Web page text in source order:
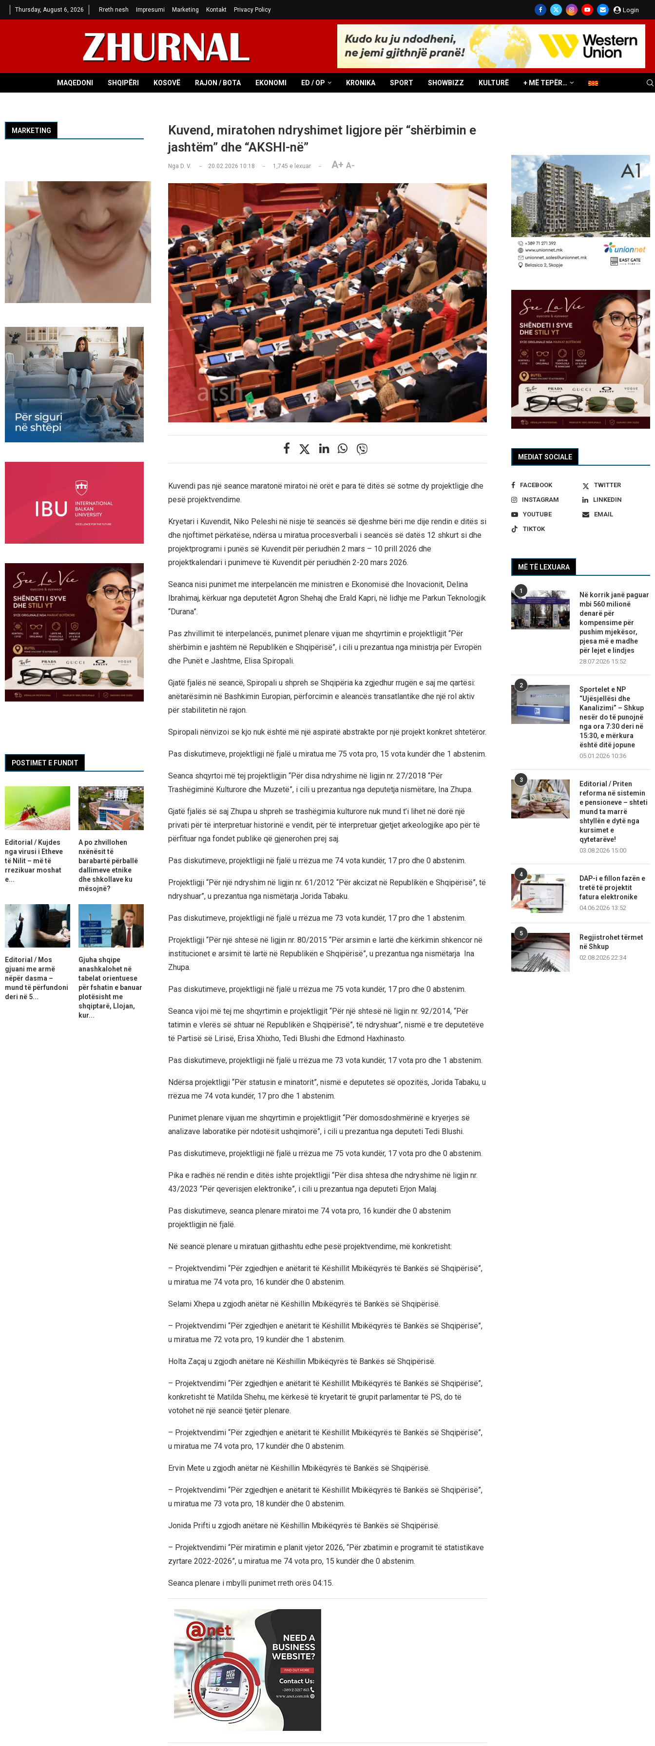
Thursday, August 6, 2026 Rreth nesh Impresumi Marketing Kontakt Privacy Policy Login
MAQEDONI SHQIPËRI KOSOVË RAJON / BOTA EKONOMI ED / OP KRONIKA SPORT SHOWBIZZ KULTURË + MË TEPËR…
Kuvend, miratohen ndryshimet ligjore për “shërbimin e
jashtëm” dhe “AKSHI-në”
Nga D. V. 20.02.2026 10:18 1,745 e lexuar A+ A-
Kuvendi pas një seance maratonë miratoi në orët e para të ditës së sotme dy projektligje dhe
pesë projektvendime.
Kryetari i Kuvendit, Niko Peleshi në nisje të seancës së djeshme bëri me dije rendin e ditës si
dhe njoftimet përkatëse, ndërsa u miratua procesverbali i seancës së datës 12 shkurt si dhe
projektprogrami i punës së Kuvendit për periudhën 2 mars – 10 prill 2026 dhe
projektkalendari i punimeve të Kuvendit për periudhën 2-20 mars 2026.
Seanca nisi punimet me interpelancën me ministren e Ekonomisë dhe Inovacionit, Delina
Ibrahimaj, kërkuar nga deputetët Agron Shehaj dhe Erald Kapri, në lidhje me Parkun Teknologjik
“Durana”.
Pas zhvillimit të interpelancës, punimet plenare vijuan me shqyrtimin e projektligjit “Për
shërbimin e jashtëm në Republikën e Shqipërisë”, i cili u prezantua nga ministrja për Evropën
dhe Punët e Jashtme, Elisa Spiropali.
Gjatë fjalës në seancë, Spiropali u shpreh se Shqipëria ka zgjedhur rrugën e saj me qartësi:
anëtarësimin në Bashkimin Europian, përforcimin e aleancës transatlantike dhe një rol aktiv
për stabilitetin në rajon.
Spiropali nënvizoi se kjo nuk është më një aspiratë abstrakte por një projekt konkret shtetëror.
Pas diskutimeve, projektligji në fjalë u miratua me 75 vota pro, 15 vota kundër dhe 1 abstenim.
Seanca shqyrtoi më tej projektligjin “Për disa ndryshime në ligjin nr. 27/2018 “Për
Trashëgiminë Kulturore dhe Muzetë”, i cili u prezantua nga deputetja nismëtare, Ina Zhupa.
Gjatë fjalës së saj Zhupa u shpreh se trashëgimia kulturore nuk mund t’i lihet në dorë një
privati për të interpretuar historinë e vendit, për të interpretuar gjetjet arkeologjike apo për të
përfituar nga fondet publike që gjenerohen prej saj.
Pas diskutimeve, projektligji në fjalë u rrëzua me 74 vota kundër, 17 pro dhe 0 abstenim.
Projektligji “Për një ndryshim në ligjin nr. 61/2012 “Për akcizat në Republikën e Shqipërisë”, të
ndryshuar”, u prezantua nga nismëtarja Jorida Tabaku.
Pas diskutimeve, projektligji në fjalë u rrëzua me 73 vota kundër, 17 pro dhe 1 abstenim.
Projektligji “Për një shtesë në ligjin nr. 80/2015 “Për arsimin e lartë dhe kërkimin shkencor në
institucionet e arsimit të lartë në Republikën e Shqipërisë”, u prezantua nga nismëtarja Ina
Zhupa.
Pas diskutimeve, projektligji në fjalë u rrëzua me 75 vota kundër, 17 pro dhe 0 abstenim.
Seanca vijoi më tej me shqyrtimin e projektligjit “Për një shtesë në ligjin nr. 92/2014, “Për
tatimin e vlerës së shtuar në Republikën e Shqipërisë”, të ndryshuar”, nismë e tre deputetëve
të Partisë së Lirisë, Erisa Xhixho, Tedi Blushi dhe Edmond Haxhinasto.
Pas diskutimeve, projektligji në fjalë u rrëzua me 73 vota kundër, 17 vota pro dhe 1 abstenim.
Ndërsa projektligji “Për statusin e minatorit”, nismë e deputetes së opozitës, Jorida Tabaku, u
rrëzua me 74 vota kundër, 17 pro dhe 1 abstenim.
Punimet plenare vijuan me shqyrtimin e projektligjit “Për domosdoshmërinë e kryerjes së
analizave laboratike për ndotësit ushqimorë”, i cili u prezantua nga deputeti Tedi Blushi.
Pas diskutimeve, projektligji në fjalë u rrëzua me 75 vota kundër, 17 vota pro dhe 0 abstenim.
Pika e radhës në rendin e ditës ishte projektligji “Për disa shtesa dhe ndryshime në ligjin nr.
43/2023 “Për qeverisjen elektronike”, i cili u prezantua nga deputeti Erjon Malaj.
Pas diskutimeve, seanca plenare miratoi me 74 vota pro, 16 kundër dhe 0 abstenim
projektligjin në fjalë.
Në seancë plenare u miratuan gjithashtu edhe pesë projektvendime, më konkretisht:
– Projektvendimi “Për zgjedhjen e anëtarit të Këshillit Mbikëqyrës të Bankës së Shqipërisë”,
u miratua me 74 vota pro, 16 kundër dhe 0 abstenim.
Selami Xhepa u zgjodh anëtar në Këshillin Mbikëqyrës të Bankës së Shqipërisë.
– Projektvendimi “Për zgjedhjen e anëtarit të Këshillit Mbikëqyrës të Bankës së Shqipërisë”,
u miratua me 72 vota pro, 19 kundër dhe 1 abstenim.
Holta Zaçaj u zgjodh anëtare në Këshillin Mbikëqyrës të Bankës së Shqipërisë.
– Projektvendimi “Për zgjedhjen e anëtarit të Këshillit Mbikëqyrës të Bankës së Shqipërisë”,
konkretisht të Matilda Shehu, me kërkesë të kryetarit të grupit parlamentar të PS, do të
votohet në një seancë tjetër plenare.
– Projektvendimi “Për zgjedhjen e anëtarit të Këshillit Mbikëqyrës të Bankës së Shqipërisë”,
u miratua me 74 vota pro, 17 kundër dhe 0 abstenim.
Ervin Mete u zgjodh anëtar në Këshillin Mbikëqyrës të Bankës së Shqipërisë.
– Projektvendimi “Për zgjedhjen e anëtarit të Këshillit Mbikëqyrës të Bankës së Shqipërisë”,
u miratua me 73 vota pro, 18 kundër dhe 0 abstenim.
Jonida Prifti u zgjodh anëtare në Këshillin Mbikëqyrës të Bankës së Shqipërisë.
– Projektvendimi “Për miratimin e planit vjetor 2026, “Për zbatimin e programit të statistikave
zyrtare 2022-2026”, u miratua me 74 vota pro, 15 kundër dhe 0 abstenim.
Seanca plenare i mbylli punimet rreth orës 04:15.
MEDIAT SOCIALE
FACEBOOK
TWITTER
INSTAGRAM
LINKEDIN
YOUTUBE
EMAIL
TIKTOK
MË TË LEXUARA
1
Në korrik janë paguar
mbi 560 milionë
denarë për
kompensime për
pushim mjekësor,
pjesa më e madhe
për lejet e lindjes
28.07.2026 15:52
2
Sportelet e NP
“Ujësjellësi dhe
Kanalizimi” – Shkup
nesër do të punojnë
nga ora 7:30 deri në
15:30, e mërkura
është ditë jopune
05.01.2026 10:36
3
Editorial / Priten
reforma në sistemin
e pensioneve – shteti
mund ta marrë
shtyllën e dytë nga
kursimet e
qytetarëve!
03.08.2026 15:00
4
DAP-i e fillon fazën e
tretë të projektit
fatura elektronike
04.06.2026 13:52
5
Regjistrohet tërmet
në Shkup
02.08.2026 22:34
MARKETING
POSTIMET E FUNDIT
Editorial / Kujdes
nga virusi i Etheve
të Nilit – më të
rrezikuar moshat
e...
A po zhvillohen
nxënësit të
barabartë përballë
dallimeve etnike
dhe shkollave ku
mësojnë?
Editorial / Mos
gjuani me armë
nëpër dasma –
mund të përfundoni
deri në 5...
Gjuha shqipe
anashkalohet në
tabelat orientuese
për fshatin e banuar
plotësisht me
shqiptarë, Llojan,
kur...